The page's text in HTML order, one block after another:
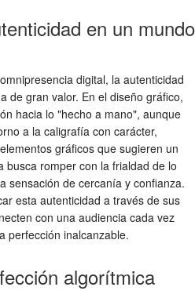
en un mundo
digital, la autenticidad
de gran valor. En el diseño gráfico,
hacia lo "hecho a mano", aunque
a la caligrafía con carácter,
gráficos que sugieren un
busca romper con la frialdad de lo
sensación de cercanía y confianza.
esta autenticidad a través de sus
con una audiencia cada vez
perfección inalcanzable.
algorítmica